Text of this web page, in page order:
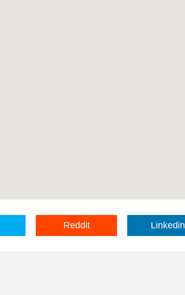
Reddit Linkedin